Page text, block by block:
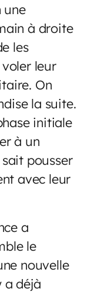
une
à droite
les
leur
On
la suite.
initiale
à un
pousser
avec leur
a
le
nouvelle
a déjà